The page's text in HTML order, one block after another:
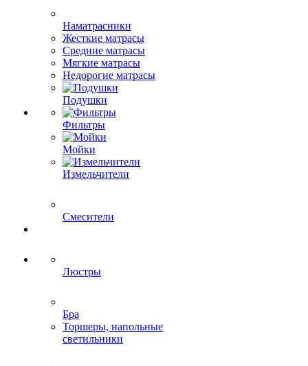
Наматрасники
Жесткие матрасы
Средние матрасы
Мягкие матрасы
Недорогие матрасы
Подушки
Фильтры
Мойки
Измельчители
Смесители
Люстры
Бра
Торшеры, напольные
светильники